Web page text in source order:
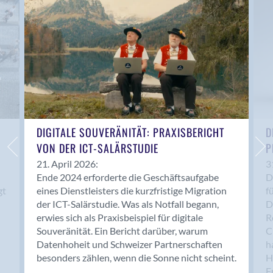
Anwil
Appenzell
Au SG
Baar
Baden
Balsthal
Balzers
Basel
Bassersdorf
Belp
Bendern
Benken (SG)
Bergdietikon
Berlin
Bern
Bern - Liebefeld
DIGITALE SOUVERÄNITÄT: PRAXISBERICHT
VON DER ICT-SALÄRSTUDIE
21. April 2026:
Ende 2024 erforderte die Geschäftsaufgabe
eines Dienstleisters die kurzfristige Migration
der ICT-Salärstudie. Was als Notfall begann,
erwies sich als Praxisbeispiel für digitale
Souveränität. Ein Bericht darüber, warum
Datenhoheit und Schweizer Partnerschaften
besonders zählen, wenn die Sonne nicht scheint.